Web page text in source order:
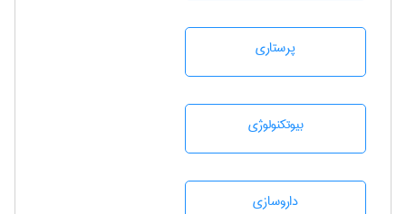
پرستاری
بيوتكنولوژی
داروسازی